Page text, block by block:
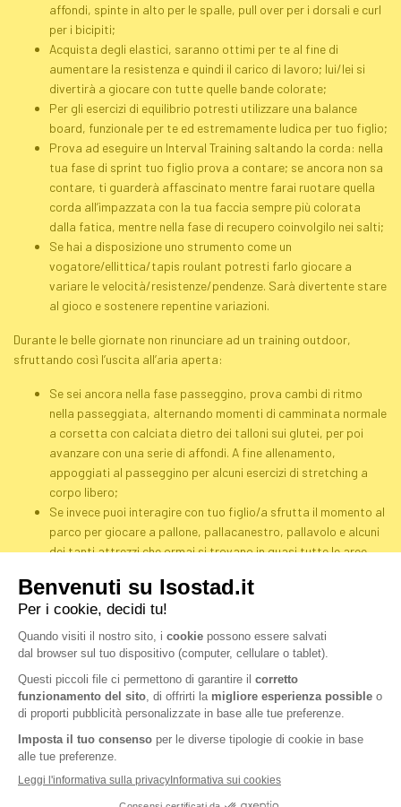
affondi, spinte in alto per le spalle, pull over per i dorsali e curl
per i bicipiti;
Acquista degli elastici, saranno ottimi per te al fine di
aumentare la resistenza e quindi il carico di lavoro; lui/lei si
divertirà a giocare con tutte quelle bande colorate;
Per gli esercizi di equilibrio potresti utilizzare una balance
board, funzionale per te ed estremamente ludica per tuo figlio;
Prova ad eseguire un Interval Training saltando la corda: nella
tua fase di sprint tuo figlio prova a contare; se ancora non sa
contare, ti guarderà affascinato mentre farai ruotare quella
corda all’impazzata con la tua faccia sempre più colorata
dalla fatica, mentre nella fase di recupero coinvolgilo nei salti;
Se hai a disposizione uno strumento come un
vogatore/ellittica/tapis roulant potresti farlo giocare a
variare le velocità/resistenze/pendenze. Sarà divertente stare
al gioco e sostenere repentine variazioni.
Durante le belle giornate non rinunciare ad un training outdoor,
sfruttando così l’uscita all’aria aperta:
Se sei ancora nella fase passeggino, prova cambi di ritmo
nella passeggiata, alternando momenti di camminata normale
a corsetta con calciata dietro dei talloni sui glutei, per poi
avanzare con una serie di affondi. A fine allenamento,
appoggiati al passeggino per alcuni esercizi di stretching a
corpo libero;
Se invece puoi interagire con tuo figlio/a sfrutta il momento al
parco per giocare a pallone, pallacanestro, pallavolo e alcuni
dei tanti attrezzi che ormai si trovano in quasi tutte le aree
a rotelle.
genitore, nonostante il poco tempo a disposizione, non mancano.
In questo modo curerai la tua persona e assicurerai a tuo figlio il
miglior sviluppo psico-fisico, per non parlare dell’aspetto ancor più
prezioso che otterrai da tutto ciò: un legame padre-figlio unico.